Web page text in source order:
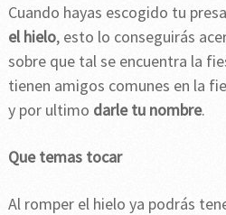
Cuando hayas escogido tu
el hielo, esto lo conseguirás
sobre que tal se encuentra la
tienen amigos comunes en la
y por ultimo darle tu nombre.
Que temas tocar
Al romper el hielo ya podrás